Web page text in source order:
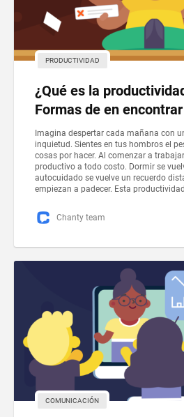
PRODUCTIVIDAD
¿Qué es la
Formas de en
Imagina despertar cada mañana con
inquietud. Sientes en tus hombros el
cosas por hacer. Al comenzar a
productivo a todo costo. Dormir se
autocuidado se vuelve un recuerdo
empiezan a padecer. Esta
Chanty team
COMUNICACIÓN